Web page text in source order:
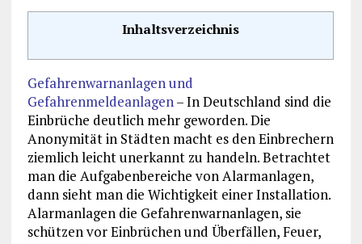
Inhaltsverzeichnis
Gefahrenwarnanlagen und
Gefahrenmeldeanlagen – In Deutschland sind die
Einbrüche deutlich mehr geworden. Die
Anonymität in Städten macht es den Einbrechern
ziemlich leicht unerkannt zu handeln. Betrachtet
man die Aufgabenbereiche von Alarmanlagen,
dann sieht man die Wichtigkeit einer Installation.
Alarmanlagen die Gefahrenwarnanlagen, sie
schützen vor Einbrüchen und Überfällen, Feuer,